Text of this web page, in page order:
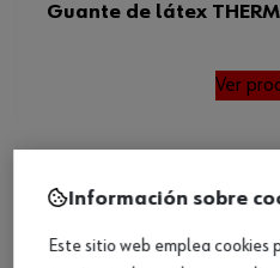
Guante de látex
Ver
Información sobre
Este sitio web emplea cookies